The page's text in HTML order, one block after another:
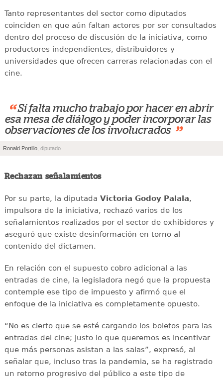
Tanto representantes del sector como diputados
coinciden en que aún faltan actores por ser consultados
dentro del proceso de discusión de la iniciativa, como
productores independientes, distribuidores y
universidades que ofrecen carreras relacionadas con el
cine.
“ Sí falta mucho trabajo por hacer en abrir
esa mesa de diálogo y poder incorporar las
observaciones de los involucrados ”
Ronald Portillo , diputado
Rechazan señalamientos
Por su parte, la diputada Victoria Godoy Palala,
impulsora de la iniciativa, rechazó varios de los
señalamientos realizados por el sector de exhibidores y
aseguró que existe desinformación en torno al
contenido del dictamen.
En relación con el supuesto cobro adicional a las
entradas de cine, la legisladora negó que la propuesta
contemple ese tipo de impuesto y afirmó que el
enfoque de la iniciativa es completamente opuesto.
“No es cierto que se esté cargando los boletos para las
entradas del cine; justo lo que queremos es incentivar
que más personas asistan a las salas”, expresó, al
señalar que, incluso tras la pandemia, se ha registrado
un retorno progresivo del público a este tipo de